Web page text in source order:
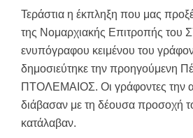
Τεράστια η έκπληξη που μας
της Νομαρχιακής Επιτροπής του
ενυπόγραφου κειμένου του
δημοσιεύτηκε την προηγούμενη
ΠΤΟΛΕΜΑΙΟΣ. Οι γράφοντες την
διάβασαν με τη δέουσα προσοχή το
κατάλαβαν.